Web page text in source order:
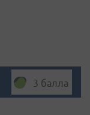
3 балла